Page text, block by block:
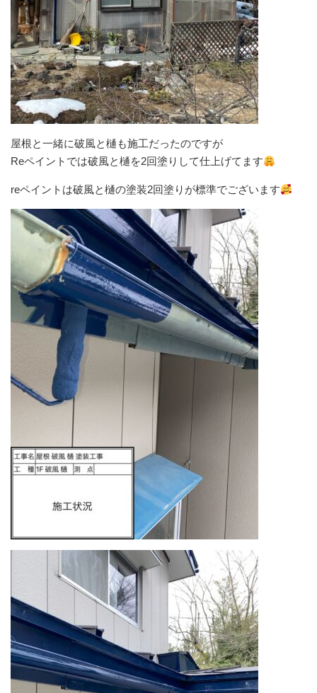
屋根と一緒に破風と樋も施工だったのですが
Reペイントでは破風と樋を2回塗りして仕上げてます
reペイントは破風と樋の塗装2回塗りが標準でございます